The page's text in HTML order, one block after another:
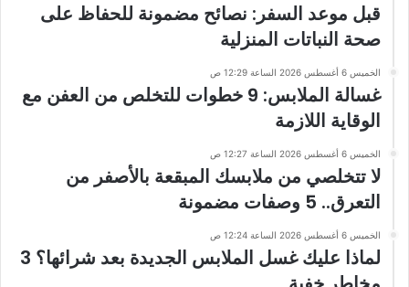
قبل موعد السفر: نصائح مضمونة للحفاظ على
صحة النباتات المنزلية
الخميس 6 أغسطس 2026 الساعة 12:29 ص
غسالة الملابس: 9 خطوات للتخلص من العفن مع
الوقاية اللازمة
الخميس 6 أغسطس 2026 الساعة 12:27 ص
لا تتخلصي من ملابسك المبقعة بالأصفر من
التعرق.. 5 وصفات مضمونة
الخميس 6 أغسطس 2026 الساعة 12:24 ص
لماذا عليك غسل الملابس الجديدة بعد شرائها؟ 3